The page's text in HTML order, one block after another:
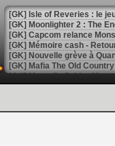
[GK] Isle of Reveries : le
[GK] Moonlighter 2 : The
[GK] Capcom relance
[Mo5] Deux inédits du
[GK] Le beat'em up The
[GK] Endless Legend 2 :